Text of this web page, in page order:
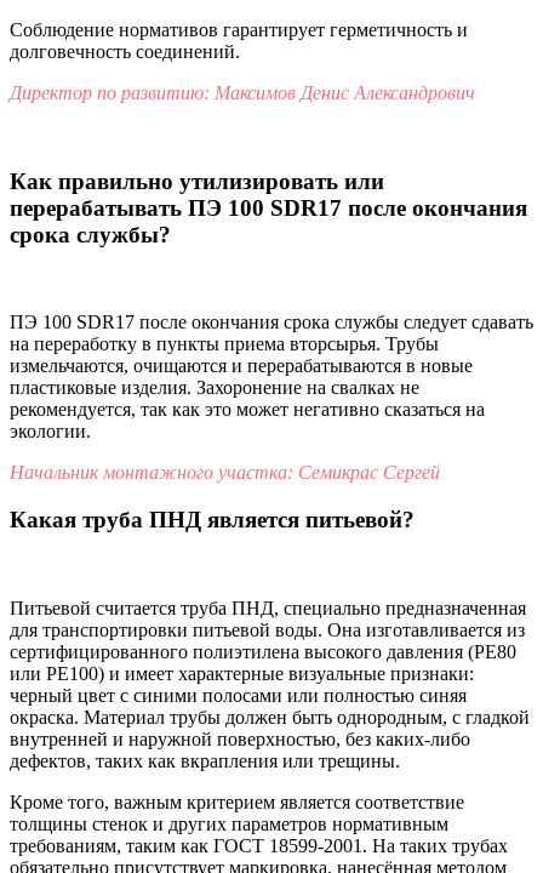
Соблюдение нормативов гарантирует герметичность и
долговечность соединений.
Директор по развитию: Максимов Денис Александрович
Как правильно утилизировать или
перерабатывать ПЭ 100 SDR17 после окончания
срока службы?
ПЭ 100 SDR17 после окончания срока службы следует сдавать
на переработку в пункты приема вторсырья. Трубы
измельчаются, очищаются и перерабатываются в новые
пластиковые изделия. Захоронение на свалках не
рекомендуется, так как это может негативно сказаться на
экологии.
Начальник монтажного участка: Семикрас Сергей
Какая труба ПНД является питьевой?
Питьевой считается труба ПНД, специально предназначенная
для транспортировки питьевой воды. Она изготавливается из
сертифицированного полиэтилена высокого давления (PE80
или PE100) и имеет характерные визуальные признаки:
черный цвет с синими полосами или полностью синяя
окраска. Материал трубы должен быть однородным, с гладкой
внутренней и наружной поверхностью, без каких-либо
дефектов, таких как вкрапления или трещины.
Кроме того, важным критерием является соответствие
толщины стенок и других параметров нормативным
требованиям, таким как ГОСТ 18599-2001. На таких трубах
обязательно присутствует маркировка, нанесённая методом